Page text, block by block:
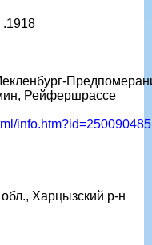
Рейфершрассе
info.htm?id=250090485
Харцызский р-н